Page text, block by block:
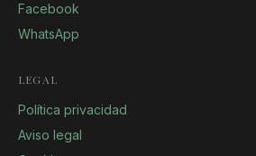
Facebook
WhatsApp
LEGAL
Política privacidad
Aviso legal